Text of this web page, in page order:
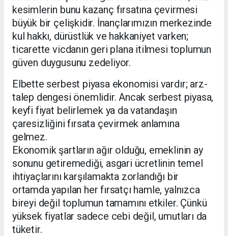
kesimlerin bunu kazanç fırsatına çevirmesi
büyük bir çelişkidir. İnançlarımızın merkezinde
kul hakkı, dürüstlük ve hakkaniyet varken;
ticarette vicdanın geri plana itilmesi toplumun
güven duygusunu zedeliyor.
Elbette serbest piyasa ekonomisi vardır; arz-
talep dengesi önemlidir. Ancak serbest piyasa,
keyfi fiyat belirlemek ya da vatandaşın
çaresizliğini fırsata çevirmek anlamına
gelmez.
Ekonomik şartların ağır olduğu, emeklinin ay
sonunu getiremediği, asgari ücretlinin temel
ihtiyaçlarını karşılamakta zorlandığı bir
ortamda yapılan her fırsatçı hamle, yalnızca
bireyi değil toplumun tamamını etkiler. Çünkü
yüksek fiyatlar sadece cebi değil, umutları da
tüketir.